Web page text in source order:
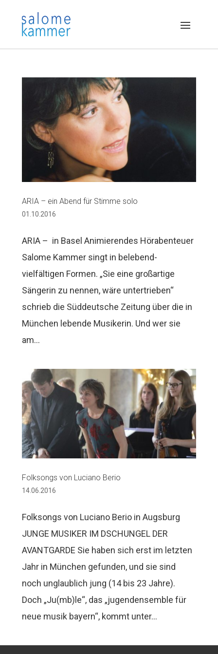
ARIA – ein Abend für Stimme solo
01.10.2016
ARIA – in Basel Animierendes Hörabenteuer
Salome Kammer singt in belebend-
vielfältigen Formen. „Sie eine großartige
Sängerin zu nennen, wäre untertrieben“
schrieb die Süddeutsche Zeitung über die in
München lebende Musikerin. Und wer sie
am...
Folksongs von Luciano Berio
14.06.2016
Folksongs von Luciano Berio in Augsburg
JUNGE MUSIKER IM DSCHUNGEL DER
AVANTGARDE Sie haben sich erst im letzten
Jahr in München gefunden, und sie sind
noch unglaublich jung (14 bis 23 Jahre).
Doch „Ju(mb)le“, das „jugendensemble für
neue musik bayern“, kommt unter...